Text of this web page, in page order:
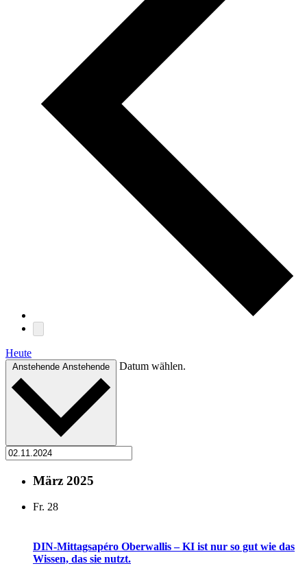
Heute
Anstehende Anstehende Datum wählen.
März 2025
Fr. 28
DIN-Mittagsapéro Oberwallis – KI ist nur so gut wie das
Wissen, das sie nutzt.